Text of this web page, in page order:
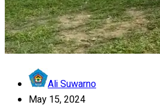
Ali Suwarno
May 15, 2024